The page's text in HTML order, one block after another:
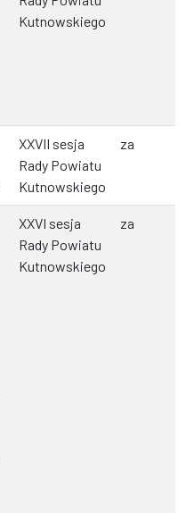
Kutnowskiego
XXVII sesja
Rady Powiatu
Kutnowskiego
za
XXVI sesja
Rady Powiatu
Kutnowskiego
za